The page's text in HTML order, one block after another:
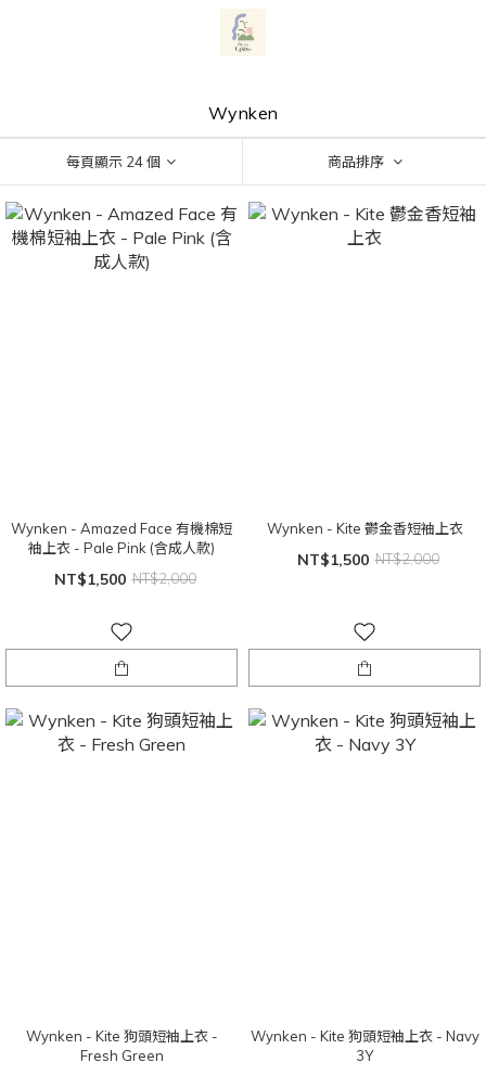
Wynken
每頁顯示 24 個 商品排序
Wynken - Amazed Face 有機棉短
袖上衣 - Pale Pink (含成人款)
NT$1,500 NT$2,000
Wynken - Kite 鬱金香短袖上衣
NT$1,500 NT$2,000
Wynken - Kite 狗頭短袖上衣 -
Fresh Green
Wynken - Kite 狗頭短袖上衣 - Navy
3Y